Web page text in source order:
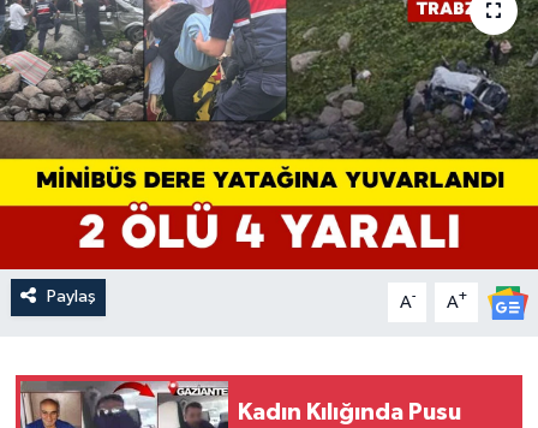
Paylaş A- A+
Kadın Kılığında Pusu